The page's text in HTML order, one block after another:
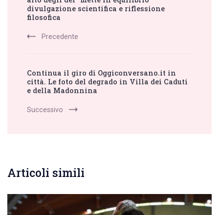
divulgazione scientifica e riflessione
filosofica
Precedente
Continua il giro di Oggiconversano.it in
città. Le foto del degrado in Villa dei Caduti
e della Madonnina
Successivo
Articoli simili